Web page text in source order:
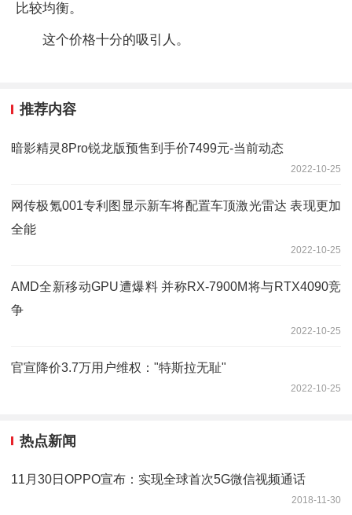
比较均衡。
这个价格十分的吸引人。
推荐内容
暗影精灵8Pro锐龙版预售到手价7499元-当前动态
2022-10-25
网传极氪001专利图显示新车将配置车顶激光雷达 表现更加
全能
2022-10-25
AMD全新移动GPU遭爆料 并称RX-7900M将与RTX4090竞
争
2022-10-25
官宣降价3.7万用户维权："特斯拉无耻"
2022-10-25
热点新闻
11月30日OPPO宣布：实现全球首次5G微信视频通话
2018-11-30